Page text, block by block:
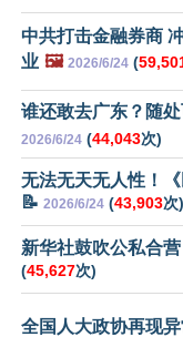
中共打击金融券商
业 🖼️ 2026/6/24 (
谁还敢去广东？随
2026/6/24 (44,043次)
无法无天无人性！
📝 2026/6/24 (43,903次)
新华社鼓吹公私合
(45,627次)
全国人大政协再现